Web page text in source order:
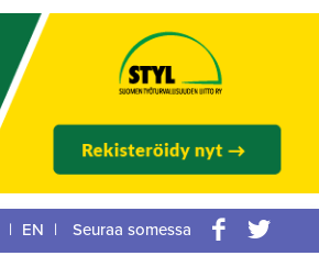
| EN |
Seuraa somessa